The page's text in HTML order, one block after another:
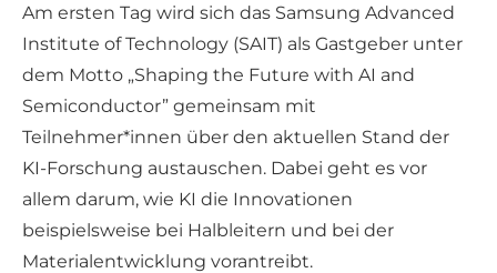
Am ersten Tag wird sich das Samsung Advanced
Institute of Technology (SAIT) als Gastgeber unter
dem Motto „Shaping the Future with AI and
Semiconductor” gemeinsam mit
Teilnehmer*innen über den aktuellen Stand der
KI-Forschung austauschen. Dabei geht es vor
allem darum, wie KI die Innovationen
beispielsweise bei Halbleitern und bei der
Materialentwicklung vorantreibt.